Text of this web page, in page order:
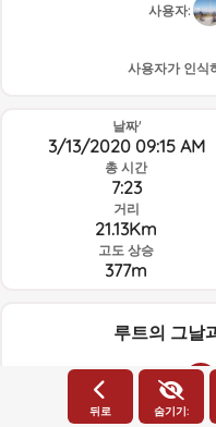
사용자:
사용자가 인식
날짜'
3/13/2020 09:15 AM
총 시간
7:23
거리
21.13Km
고도 상승
377m
루트의 그날
뒤로 숨기기: